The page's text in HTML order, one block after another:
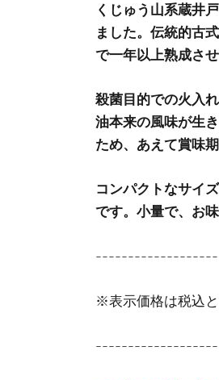
くじゅう山系蔵井
ました。伝統的古
で一年以上熟成さ
殺菌目的での火入
油本来の風味が生
ため、あえて賞味
コンパクトなサイ
です。小量で、お
※表示価格は税込